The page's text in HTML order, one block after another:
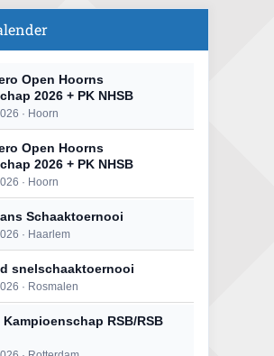
Open Hoorns
2026 + PK NHSB
· Hoorn
Open Hoorns
2026 + PK NHSB
· Hoorn
Schaaktoernooi
· Haarlem
snelschaaktoernooi
· Rosmalen
RSB/RSB